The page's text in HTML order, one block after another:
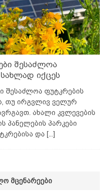
შესაძლოა
იქცეს
შესაძლოა ფუტკრების
თუ ირგვლივ ველურ
ახალი კვლევების
პანელების პარკები
და [...]
ᲛᲪᲔᲜᲐᲠᲔᲔᲑᲘ